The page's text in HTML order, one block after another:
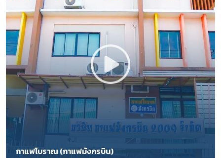
กาแฟโบราณ (กาแฟมังกรบิน)